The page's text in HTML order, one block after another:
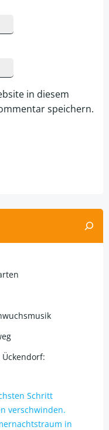
in diesem
speichern.
Schritt
verschwinden.
in